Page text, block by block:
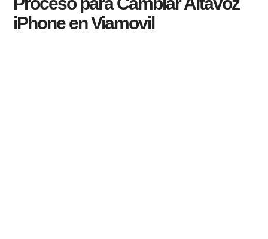
iPhone en Viamovil